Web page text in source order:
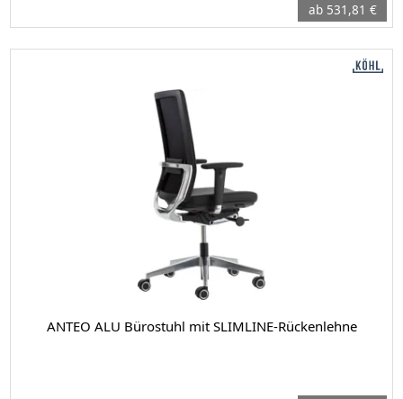
ab 531,81 €
ANTEO ALU Bürostuhl mit SLIMLINE-Rückenlehne